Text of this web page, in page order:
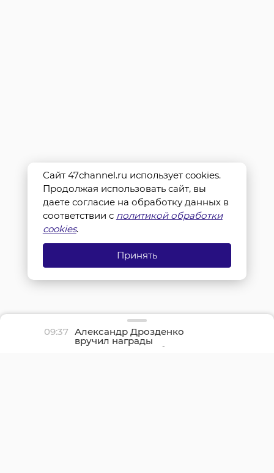
09:37 Александр Дрозденко
вручил награды
строителям Ленобласти
Сайт 47channel.ru использует cookies.
Продолжая использовать сайт, вы
даете согласие на обработку данных в
соответствии с политикой обработки
cookies.
Принять